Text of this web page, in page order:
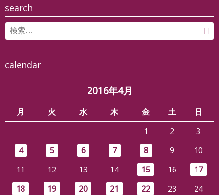
search
Search
for:
calendar
2016年4月
月 火 水 木 金 土
日
1
2
3
4
5 6 7 8 9
10
11
12 13 14 15 16
17
18
19 20 21 22 23
24